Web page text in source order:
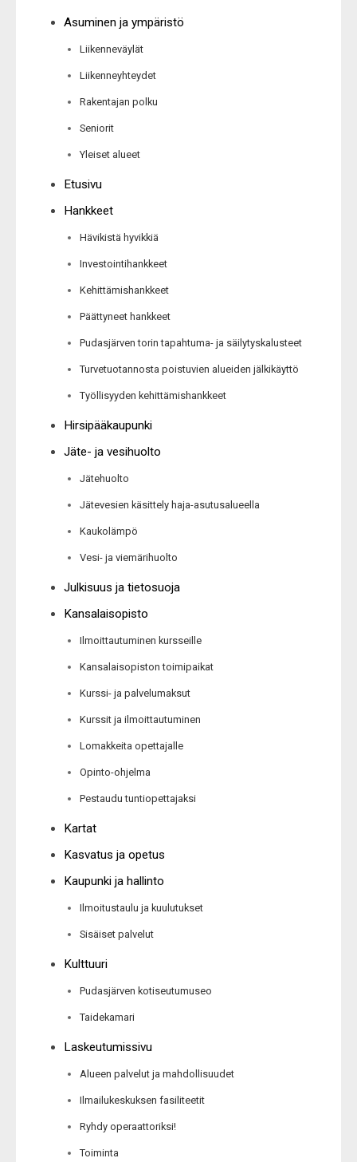
Asuminen ja ympäristö
Liikenneväylät
Liikenneyhteydet
Rakentajan polku
Seniorit
Yleiset alueet
Etusivu
Hankkeet
Hävikistä hyvikkiä
Investointihankkeet
Kehittämishankkeet
Päättyneet hankkeet
Pudasjärven torin tapahtuma- ja säilytyskalusteet
Turvetuotannosta poistuvien alueiden jälkikäyttö
Työllisyyden kehittämishankkeet
Hirsipääkaupunki
Jäte- ja vesihuolto
Jätehuolto
Jätevesien käsittely haja-asutusalueella
Kaukolämpö
Vesi- ja viemärihuolto
Julkisuus ja tietosuoja
Kansalaisopisto
Ilmoittautuminen kursseille
Kansalaisopiston toimipaikat
Kurssi- ja palvelumaksut
Kurssit ja ilmoittautuminen
Lomakkeita opettajalle
Opinto-ohjelma
Pestaudu tuntiopettajaksi
Kartat
Kasvatus ja opetus
Kaupunki ja hallinto
Ilmoitustaulu ja kuulutukset
Sisäiset palvelut
Kulttuuri
Pudasjärven kotiseutumuseo
Taidekamari
Laskeutumissivu
Alueen palvelut ja mahdollisuudet
Ilmailukeskuksen fasiliteetit
Ryhdy operaattoriksi!
Toiminta